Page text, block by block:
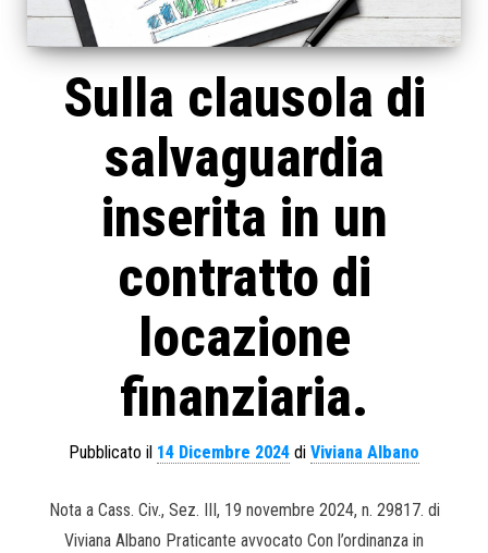
Sulla clausola di
salvaguardia
inserita in un
contratto di
locazione
finanziaria.
Pubblicato il 14 Dicembre 2024 di Viviana Albano
Nota a Cass. Civ., Sez. III, 19 novembre 2024, n. 29817. di
Viviana Albano Praticante avvocato Con l’ordinanza in